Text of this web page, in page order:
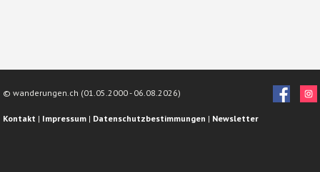
© wanderungen.ch (01.05.2000 - 06.08.2026)
Kontakt | Impressum | Datenschutzbestimmungen | Newsletter